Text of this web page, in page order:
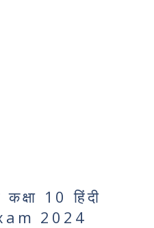
10 हिंदी
2024